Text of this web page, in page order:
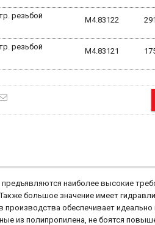
резьбой
М4.83122
резьбой
М4.83121
наиболее высокие
большое значение имеет
обеспечивает
из полипропилена, не боятся